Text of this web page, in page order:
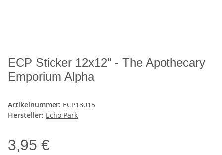
ECP Sticker 12x12" - The Apothecary
Emporium Alpha
Artikelnummer: ECP18015
Hersteller: Echo Park
3,95 €